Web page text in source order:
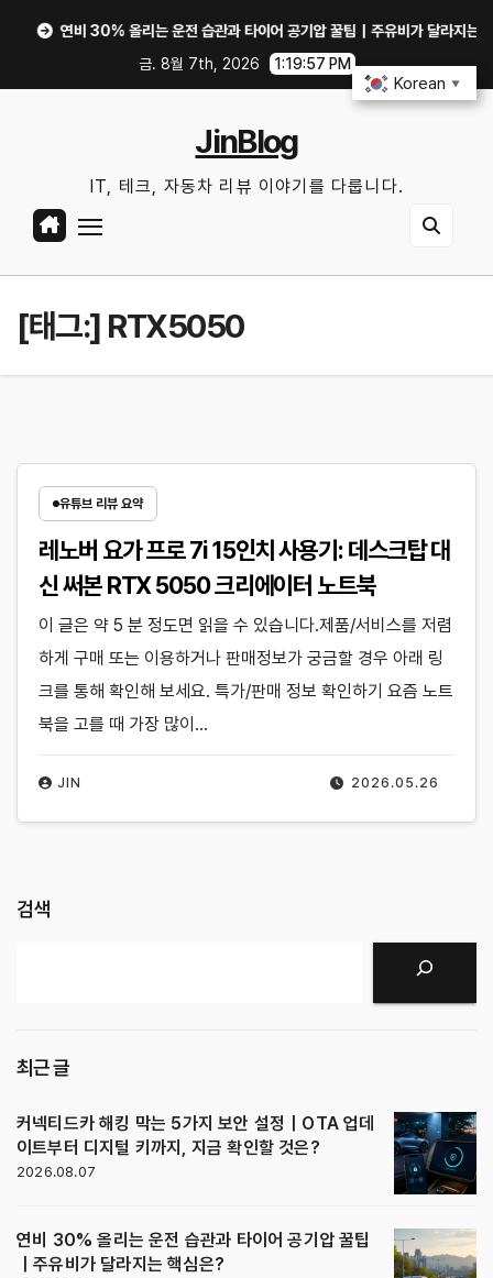
연비 30% 올리는 운전 습관과 타이어 공기압 꿀팁｜주유비가 달라지는 핵심은?
금. 8월 7th, 2026
1:19:57 PM
JinBlog
IT, 테크, 자동차 리뷰 이야기를 다룹니다.
[태그:] RTX5050
유튜브 리뷰 요약
레노버 요가 프로 7i 15인치 사용기: 데스크탑 대
신 써본 RTX 5050 크리에이터 노트북
2026.05.26
JIN
이 글은 약 5 분 정도면 읽을 수 있습니다.제품/서비스를 저렴
하게 구매 또는 이용하거나 판매정보가 궁금할 경우 아래 링
크를 통해 확인해 보세요. 특가/판매 정보 확인하기 요즘 노트
북을 고를 때 가장 많이…
검색
최근 글
커넥티드카 해킹 막는 5가지 보안 설정｜OTA 업데
이트부터 디지털 키까지, 지금 확인할 것은?
2026.08.07
연비 30% 올리는 운전 습관과 타이어 공기압 꿀팁
｜주유비가 달라지는 핵심은?
Korean ▼